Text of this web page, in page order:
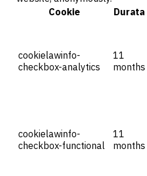
Cookie
Durata
cookielawinfo-
checkbox-analytics
11
months
cookielawinfo-
checkbox-functional
11
months